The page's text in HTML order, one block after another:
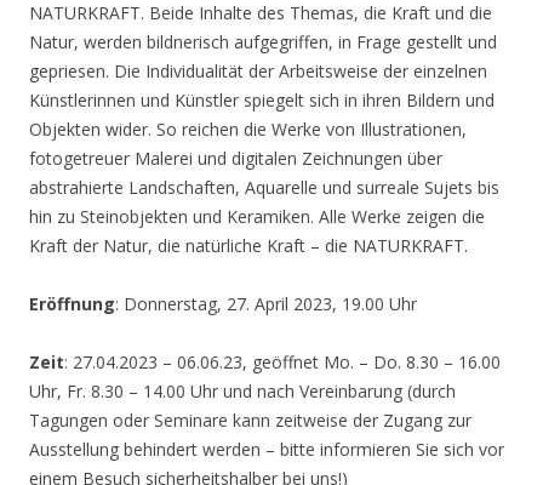
NATURKRAFT. Beide Inhalte des Themas, die Kraft und die
Natur, werden bildnerisch aufgegriffen, in Frage gestellt und
gepriesen. Die Individualität der Arbeitsweise der einzelnen
Künstlerinnen und Künstler spiegelt sich in ihren Bildern und
Objekten wider. So reichen die Werke von Illustrationen,
fotogetreuer Malerei und digitalen Zeichnungen über
abstrahierte Landschaften, Aquarelle und surreale Sujets bis
hin zu Steinobjekten und Keramiken. Alle Werke zeigen die
Kraft der Natur, die natürliche Kraft – die NATURKRAFT.
Eröffnung: Donnerstag, 27. April 2023, 19.00 Uhr
Zeit: 27.04.2023 – 06.06.23, geöffnet Mo. – Do. 8.30 – 16.00
Uhr, Fr. 8.30 – 14.00 Uhr und nach Vereinbarung (durch
Tagungen oder Seminare kann zeitweise der Zugang zur
Ausstellung behindert werden – bitte informieren Sie sich vor
einem Besuch sicherheitshalber bei uns!)